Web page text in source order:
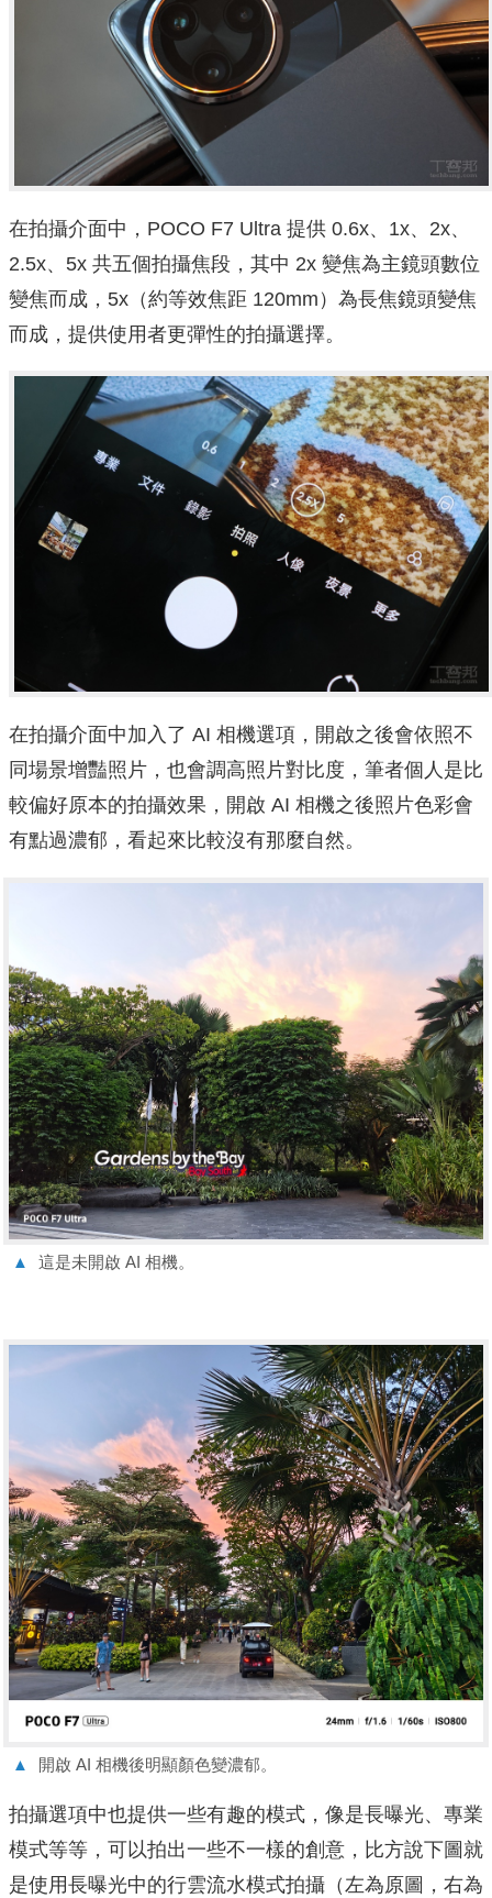
在拍攝介面中，POCO F7 Ultra 提供 0.6x、1x、2x、
2.5x、5x 共五個拍攝焦段，其中 2x 變焦為主鏡頭數位
變焦而成，5x（約等效焦距 120mm）為長焦鏡頭變焦
而成，提供使用者更彈性的拍攝選擇。
在拍攝介面中加入了 AI 相機選項，開啟之後會依照不
同場景增豔照片，也會調高照片對比度，筆者個人是比
較偏好原本的拍攝效果，開啟 AI 相機之後照片色彩會
有點過濃郁，看起來比較沒有那麼自然。
▲ 這是未開啟 AI 相機。
▲ 開啟 AI 相機後明顯顏色變濃郁。
拍攝選項中也提供一些有趣的模式，像是長曝光、專業
模式等等，可以拍出一些不一樣的創意，比方說下圖就
是使用長曝光中的行雲流水模式拍攝（左為原圖，右為